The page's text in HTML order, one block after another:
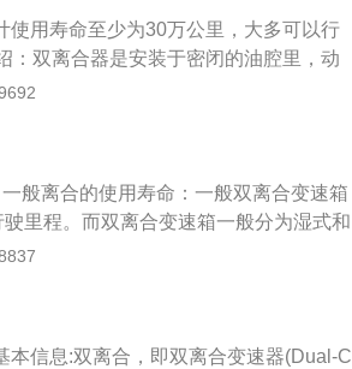
变速箱是在湿式双离合变速箱的基础
。由于离合器没有安装在封闭的油室
，传动效率更直接，但缺点是更容易发
如湿式双离合变速箱，所以能承受的扭
使用寿命至少为30万公里，大多可以行
：双离合器是安装于密闭的油腔里，动
最直接的传递效率，但是也更容易发
双离合变速器的工作原理：双离合器
，位于两侧的2个离合器片分别连接
在其间移动，分别与2个离合器片结合或
般离合的使用寿命：一般双离合变速箱
里程。而双离合变速箱一般分为湿式和
方式不同。湿式离合器的原理：湿式离
湿式离合器能减少磨损。所以在湿式双
命长一点。
信息:双离合，即双离合变速器(Dual-C